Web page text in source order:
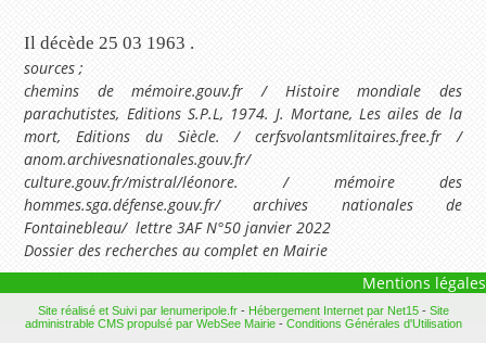
Il décède 25 03 1963 .
sources ;
chemins de mémoire.gouv.fr / Histoire mondiale des
parachutistes, Editions S.P.L, 1974. J. Mortane, Les ailes de la
mort, Editions du Siècle. / cerfsvolantsmlitaires.free.fr /
anom.archivesnationales.gouv.fr/
culture.gouv.fr/mistral/léonore. / mémoire des
hommes.sga.défense.gouv.fr/ archives nationales de
Fontainebleau/ lettre 3AF N°50 janvier 2022
Dossier des recherches au complet en Mairie
Mentions légales
Site réalisé et Suivi par lenumeripole.fr- Hébergement Internet par Net15- Site
administrable CMS propulsé par WebSee Mairie- Conditions Générales d'Utilisation